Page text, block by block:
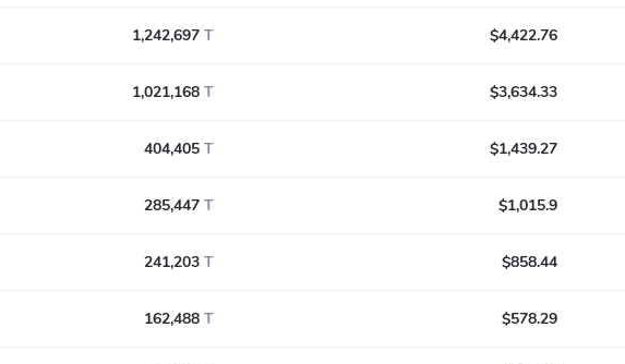
1,242,697 T $4,422.76
1,021,168 T $3,634.33
404,405 T $1,439.27
285,447 T $1,015.9
241,203 T $858.44
162,488 T $578.29